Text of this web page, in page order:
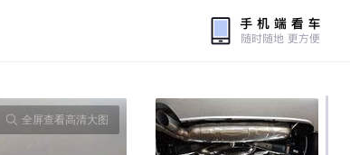
全屏查看高清大图